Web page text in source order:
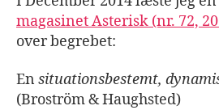
magasinet Asterisk (nr. 72,
over begrebet:
En situationsbestemt,
(Broström & Haughsted)